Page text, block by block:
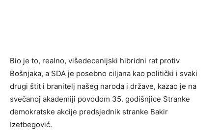
Bio je to, realno, višedecenijski hibridni rat protiv
Bošnjaka, a SDA je posebno ciljana kao politički i svaki
drugi štit i branitelj našeg naroda i države, kazao je na
svečanoj akademiji povodom 35. godišnjice Stranke
demokratske akcije predsjednik stranke Bakir
Izetbegović.